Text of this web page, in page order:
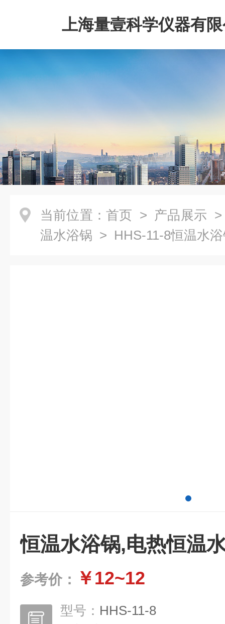
上海量壹科学仪器有
当前位置： 首页 > 产品展示
温水浴锅 > HHS-11-8恒温水
恒温水浴锅,电热恒温
参考价： ￥12~12
型号： HHS-11-8